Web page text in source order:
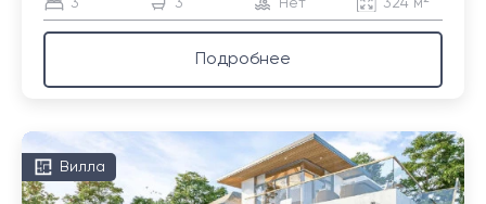
3 3 Нет 324 м²
Подробнее
Вилла